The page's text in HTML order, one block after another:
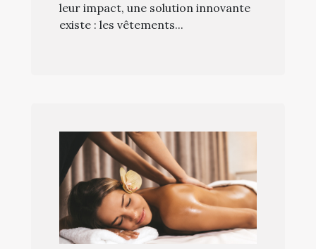
leur impact, une solution innovante
existe : les vêtements...